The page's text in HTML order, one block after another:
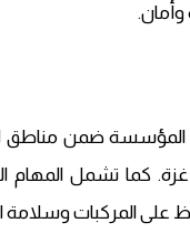
وأمان.
ضمن مناطق
كما تشمل المهام
على المركبات